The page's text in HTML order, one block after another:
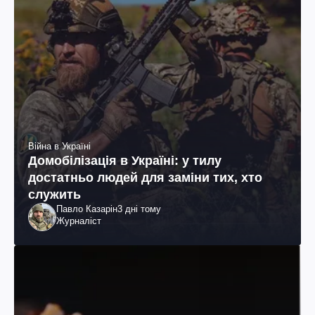
Війна в Україні
Домобілізація в Україні: у тилу
достатньо людей для заміни тих, хто
служить
Павло Казарін3 дні тому
Журналіст